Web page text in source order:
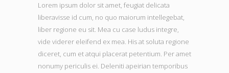
Lorem ipsum dolor sit amet, feugiat delicata
liberavisse id cum, no quo maiorum intellegebat,
liber regione eu sit. Mea cu case ludus integre,
vide viderer eleifend ex mea. His at soluta regione
diceret, cum et atqui placerat petentium. Per amet
nonumy periculis ei. Deleniti apeirian temporibus